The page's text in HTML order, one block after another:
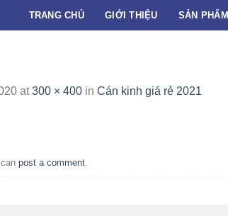
TRANG CHỦ GIỚI THIỆU SẢN PHẨM
at300 × 400 in Cán kinh giá rẻ 2021
post a comment.